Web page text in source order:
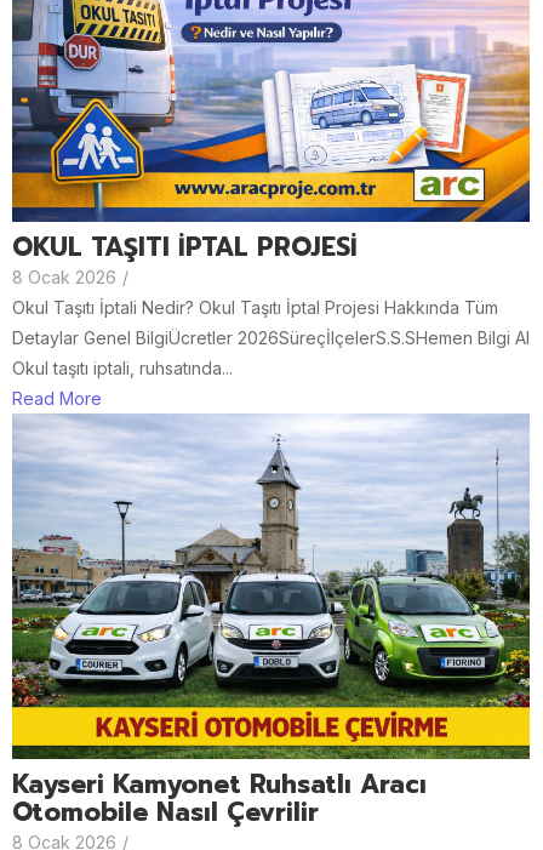
OKUL TAŞITI İPTAL PROJESİ
8 Ocak 2026 /
Okul Taşıtı İptali Nedir? Okul Taşıtı İptal Projesi Hakkında Tüm
Detaylar Genel BilgiÜcretler 2026SüreçİlçelerS.S.SHemen Bilgi Al
Okul taşıtı iptali, ruhsatında...
Read More
Kayseri Kamyonet Ruhsatlı Aracı
Otomobile Nasıl Çevrilir
8 Ocak 2026 /